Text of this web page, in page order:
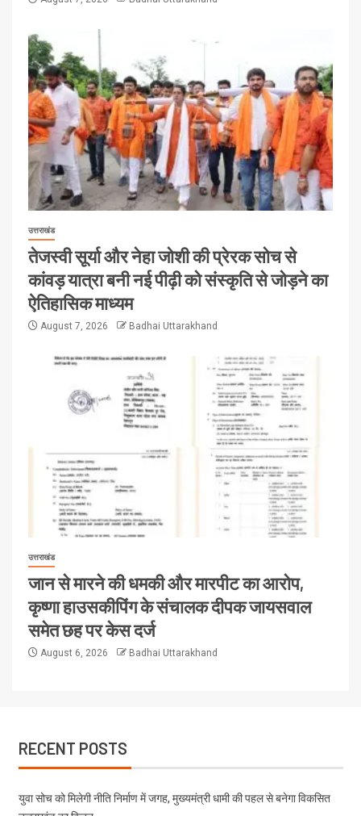
उत्तराखंड
तेजस्वी सूर्या और नेहा जोशी की प्रेरक सोच से
कांवड़ यात्रा बनी नई पीढ़ी को संस्कृति से जोड़ने का
ऐतिहासिक माध्यम
August 7, 2026 Badhai Uttarakhand
उत्तराखंड
जान से मारने की धमकी और मारपीट का आरोप,
कृष्णा हाउसकीपिंग के संचालक दीपक जायसवाल
समेत छह पर केस दर्ज
August 6, 2026 Badhai Uttarakhand
RECENT POSTS
युवा सोच को मिलेगी नीति निर्माण में जगह, मुख्यमंत्री धामी की पहल से बनेगा विकसित